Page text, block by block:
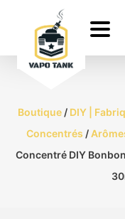
Boutique/ DIY |
Concentrés /
Concentré DIY